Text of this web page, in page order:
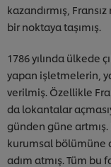
kazandırmış,
bir noktaya taşımış.
1786 yılında ülkede
yapan işletmelerin,
verilmiş. Özellikle
da lokantalar
günden güne
kurumsal bölümüne
adım atmış. Tüm